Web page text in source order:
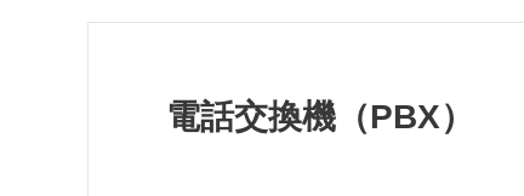
電話交換機（PBX）